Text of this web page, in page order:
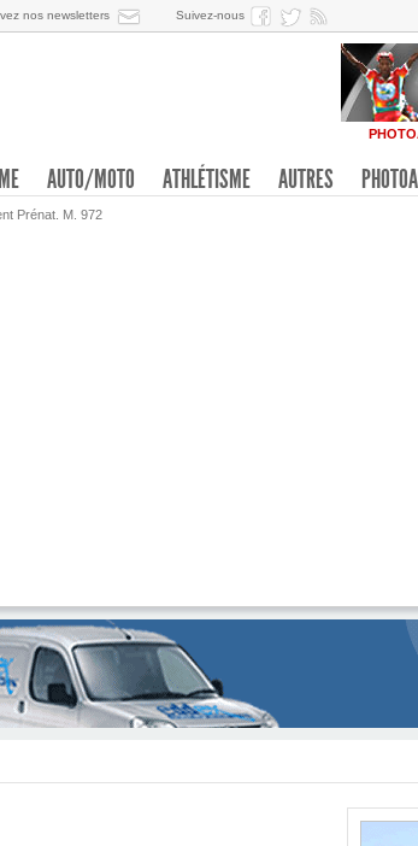
nos newsletters Suivez-nous
Prénat. M. 972
AUTO/MOTO ATHLÉTISME AUTRES